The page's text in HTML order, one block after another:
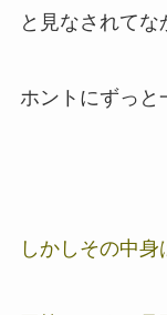
と見なされてな
ホントにずっと
しかしその中身